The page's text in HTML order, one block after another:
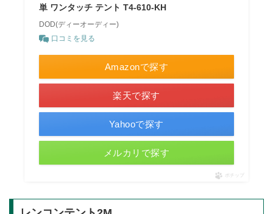
単 ワンタッチ テント T4-610-KH
DOD(ディーオーディー)
口コミを見る
Amazonで探す
楽天で探す
Yahooで探す
メルカリで探す
ポチップ